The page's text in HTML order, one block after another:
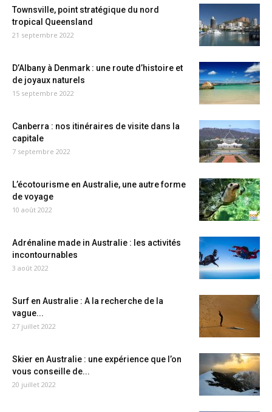
Townsville, point stratégique du nord
tropical Queensland
21 septembre 2022
D’Albany à Denmark : une route d’histoire et
de joyaux naturels
15 septembre 2022
Canberra : nos itinéraires de visite dans la
capitale
7 septembre 2022
L’écotourisme en Australie, une autre forme
de voyage
10 août 2022
Adrénaline made in Australie : les activités
incontournables
3 août 2022
Surf en Australie : A la recherche de la
vague...
27 juillet 2022
Skier en Australie : une expérience que l’on
vous conseille de...
20 juillet 2022